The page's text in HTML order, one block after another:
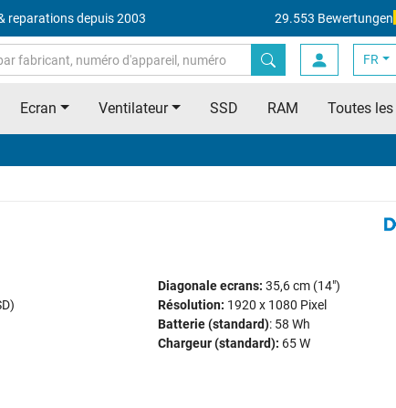
reparations depuis 2003 29.553 Bewertungen
FR
Ecran Ventilateur SSD RAM Toutes
Diagonale ecrans: 35,6 cm (14")
Résolution: 1920 x 1080 Pixel
Batterie (standard): 58 Wh
Chargeur (standard): 65 W